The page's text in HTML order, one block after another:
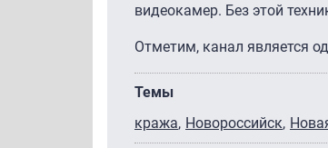
видеокамер. Без этой
Отметим, канал является
Темы
кража Новороссийск